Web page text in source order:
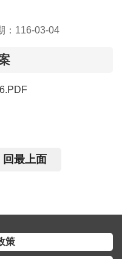
：116-03-04
回最上面
策